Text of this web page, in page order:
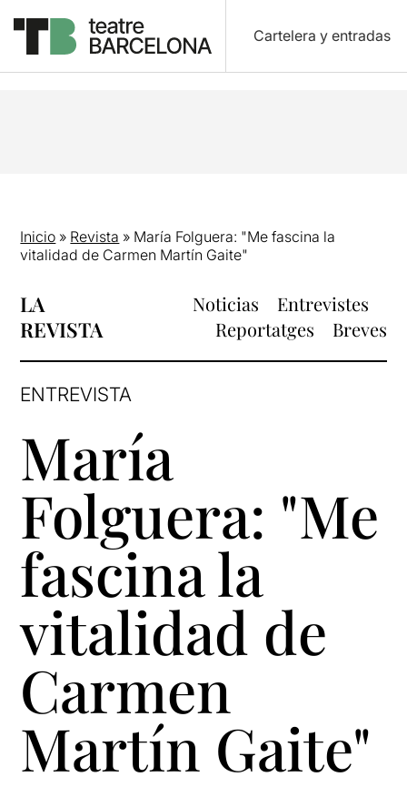
Cartelera y entradas
Inicio » Revista » María Folguera: "Me fascina la
vitalidad de Carmen Martín Gaite"
LA
REVISTA
Noticias
Entrevistes
Reportatges
Breves
ENTREVISTA
María
Folguera: "Me
fascina la
vitalidad de
Carmen
Martín Gaite"